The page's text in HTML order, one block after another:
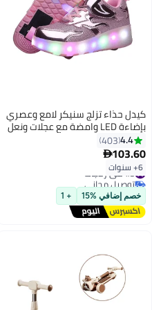
كيدل حذاء تزلج سنيكر لامع وعصري
بإضاءة LED وامضة مع عجلات ونعل
لايتننج
4.4
403
103.60
6+ سنوات #5 في زلاجات
توصيل مجاني
#5 في زلاجات
خصم إضافي %15 + 1